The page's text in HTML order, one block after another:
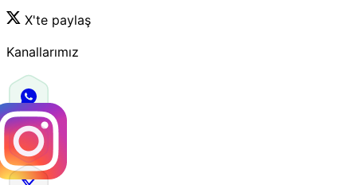
X'te paylaş
Kanallarımız